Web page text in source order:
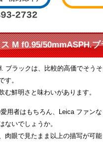
M f0.95/50mmASPH.
ブラックは、比較的高価でそうそ
す。
鮮明さと味わいがあります。
用者はもちろん、Leica ファンな
ないでしょうか。
肉眼で見たまま以上の描写が可能